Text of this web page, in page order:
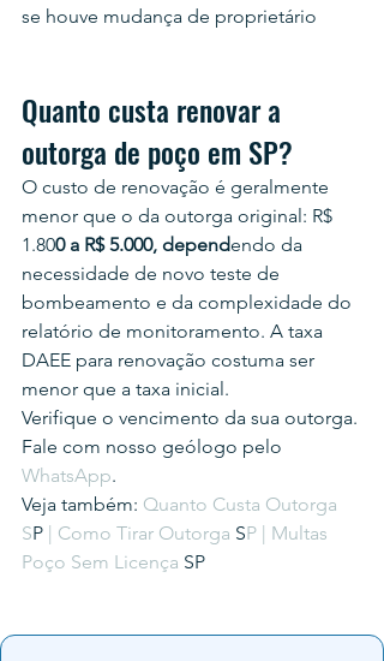
se houve mudança de proprietário
Quanto custa renovar a
outorga de poço em SP?
O custo de renovação é geralmente
menor que o da outorga original: R$
1.800 a R$ 5.000, dependendo da
necessidade de novo teste de
bombeamento e da complexidade do
relatório de monitoramento. A taxa
DAEE para renovação costuma ser
menor que a taxa inicial.
Verifique o vencimento da sua outorga.
Fale com nosso geólogo pelo
WhatsApp.
Veja também: Quanto Custa Outorga
SP | Como Tirar Outorga SP | Multas
Poço Sem Licença SP